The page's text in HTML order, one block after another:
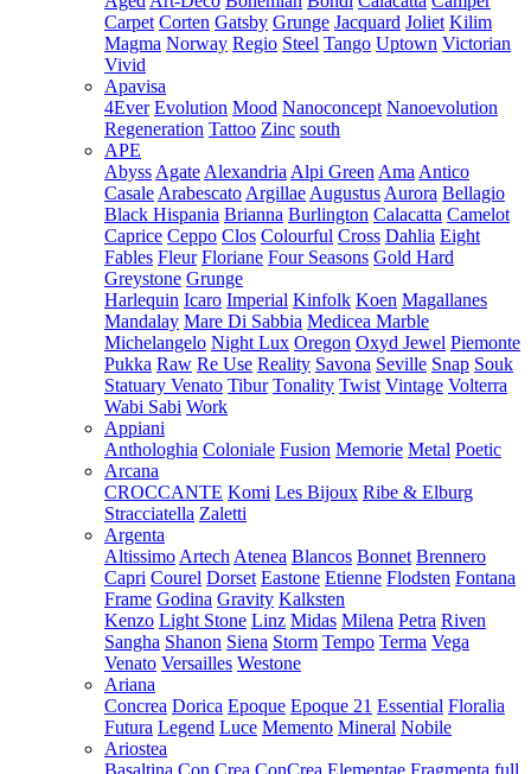
Carpet Corten Gatsby Grunge Jacquard Joliet Kilim
Magma Norway Regio Steel Tango Uptown Victorian
Vivid
Apavisa
4Ever Evolution Mood Nanoconcept Nanoevolution
Regeneration Tattoo Zinc south
APE
Abyss Agate Alexandria Alpi Green Ama Antico
Casale Arabescato Argillae Augustus Aurora Bellagio
Black Hispania Brianna Burlington Calacatta Camelot
Caprice Ceppo Clos Colourful Cross Dahlia Eight
Fables Fleur Floriane Four Seasons Gold Hard
Greystone Grunge
Harlequin Icaro Imperial Kinfolk Koen Magallanes
Mandalay Mare Di Sabbia Medicea Marble
Michelangelo Night Lux Oregon Oxyd Jewel Piemonte
Pukka Raw Re Use Reality Savona Seville Snap Souk
Statuary Venato Tibur Tonality Twist Vintage Volterra
Wabi Sabi Work
Appiani
Anthologhia Coloniale Fusion Memorie Metal Poetic
Arcana
CROCCANTE Komi Les Bijoux Ribe & Elburg
Stracciatella Zaletti
Argenta
Altissimo Artech Atenea Blancos Bonnet Brennero
Capri Courel Dorset Eastone Etienne Flodsten Fontana
Frame Godina Gravity Kalksten
Kenzo Light Stone Linz Midas Milena Petra Riven
Sangha Shanon Siena Storm Tempo Terma Vega
Venato Versailles Westone
Ariana
Concrea Dorica Epoque Epoque 21 Essential Floralia
Futura Legend Luce Memento Mineral Nobile
Ariostea